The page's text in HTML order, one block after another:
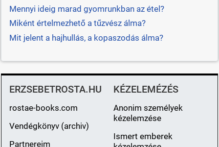
Mennyi ideig marad gyomrunkban az étel?
Miként értelmezhető a tűzvész álma?
Mit jelent a hajhullás, a kopaszodás álma?
ERZSEBETROSTA.HU
rostae-books.com
Vendégkönyv (archiv)
Partnereim
KÉZELEMÉZÉS
Anonim személyek
kézelemzése
Ismert emberek